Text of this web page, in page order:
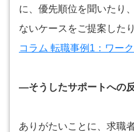
に、優先順位を聞いたり
ないケースをご提案した
コラム 転職事例1：ワー
―そうしたサポートへの
ありがたいことに、求職